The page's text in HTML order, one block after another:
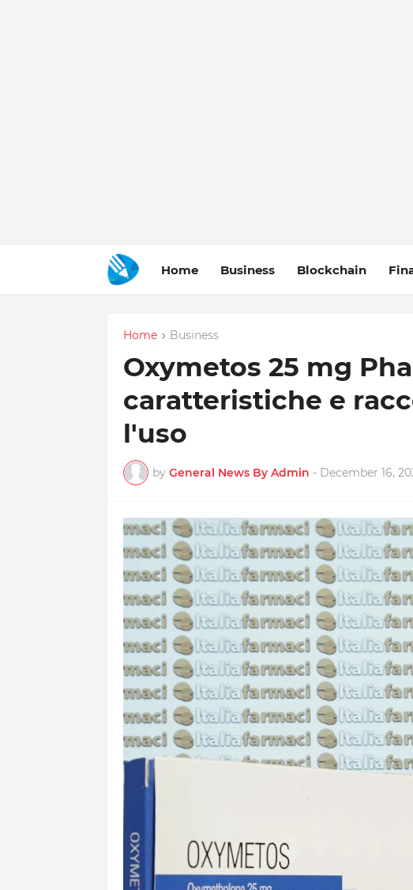
Home Business Blockchain
Home Business
Oxymetos 25 mg
caratteristiche e
l'uso
by General News By Admin - December 16,